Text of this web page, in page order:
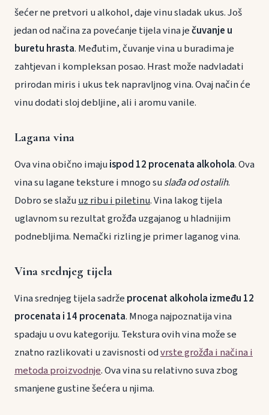
šećer ne pretvori u alkohol, daje vinu sladak ukus. Još
jedan od načina za povećanje tijela vina ječuvanje u
buretu hrasta. Međutim, čuvanje vina u buradima je
zahtjevan i kompleksan posao. Hrast može nadvladati
prirodan miris i ukus tek napravljnog vina. Ovaj način će
vinu dodati sloj debljine, ali i aromu vanile.
Lagana vina
Ova vina obično imajuispod 12 procenata alkohola. Ova
vina su lagane teksture i mnogo suslađa od ostalih.
Dobro se slažuuz ribu i piletinu. Vina lakog tijela
uglavnom su rezultat grožđa uzgajanog u hladnijim
podnebljima. Nemački rizling je primer laganog vina.
Vina srednjeg tijela
Vina srednjeg tijela sadrže procenat alkohola između 12
procenata i 14 procenata. Mnoga najpoznatija vina
spadaju u ovu kategoriju. Tekstura ovih vina može se
znatno razlikovati u zavisnosti odvrste grožđa i načina i
metoda proizvodnje. Ova vina su relativno suva zbog
smanjene gustine šećera u njima.